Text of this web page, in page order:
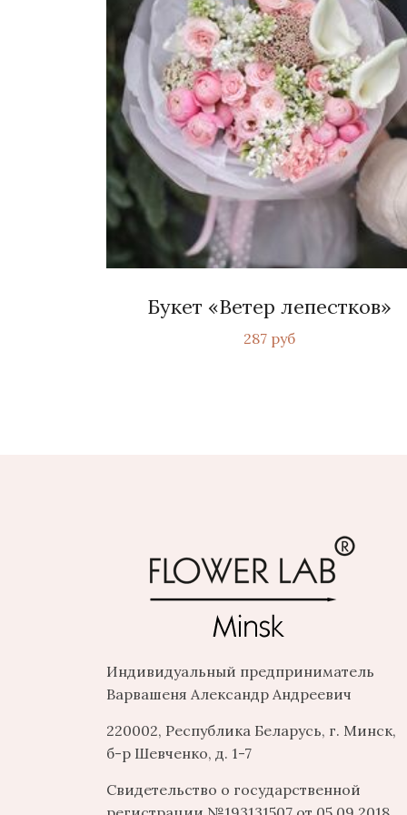
Букет «Ветер лепестков»
287 руб
Индивидуальный предприниматель
Варвашеня Александр Андреевич
220002, Республика Беларусь, г. Минск,
б-р Шевченко, д. 1-7
Свидетельство о государственной